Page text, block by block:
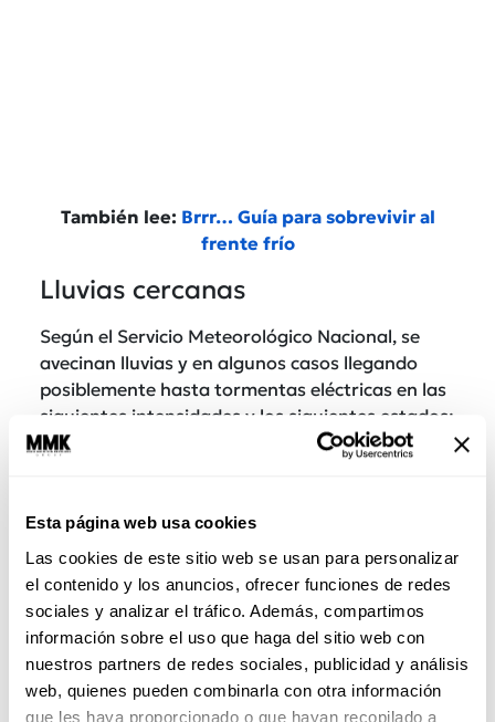
Esta página web usa cookies
Las cookies de este sitio web se usan para personalizar
el contenido y los anuncios, ofrecer funciones de redes
sociales y analizar el tráfico. Además, compartimos
información sobre el uso que haga del sitio web con
nuestros partners de redes sociales, publicidad y análisis
web, quienes pueden combinarla con otra información
que les haya proporcionado o que hayan recopilado a
También lee: Brrr… Guía para sobrevivir al
frente frío
Lluvias cercanas
Según el Servicio Meteorológico Nacional, se
avecinan lluvias y en algunos casos llegando
posiblemente hasta tormentas eléctricas en las
siguientes intensidades y los siguientes estados: